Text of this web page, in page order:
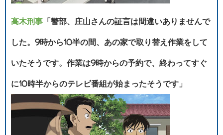
高木刑事 「警部、庄山さんの証言は間違いありませんで
した。9時から10半の間、あの家で取り替え作業をして
いたそうです。作業は9時からの予約で、終わってすぐ
に10時半からのテレビ番組が始まったそうです」